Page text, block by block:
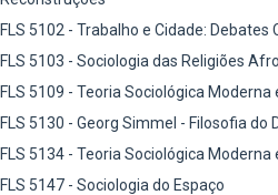
FLS 5102 - Trabalho e Cidade:
FLS 5103 - Sociologia das Religiões
FLS 5109 - Teoria Sociológica
FLS 5130 - Georg Simmel - Filosofia do
FLS 5134 - Teoria Sociológica
FLS 5147 - Sociologia do Espaço